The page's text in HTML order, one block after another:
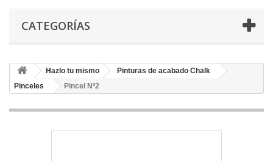
CATEGORÍAS
Hazlo tu mismo
Pinturas de acabado Chalk
Pinceles
Pincel Nº2